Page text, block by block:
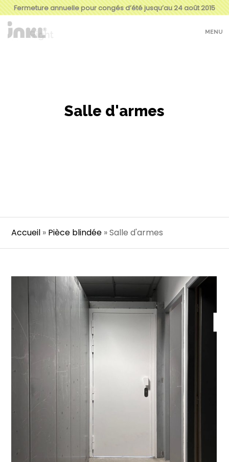
Fermeture annuelle pour congés d’été jusqu’au 24 août 2015
MENU
Salle d'armes
Accueil » Pièce blindée »Salle d'armes